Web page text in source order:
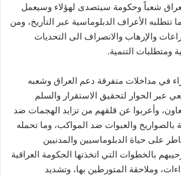
شعباً وحكومة سيتصدى لهؤلاء وسيعمل
الأعراف الدبلوماسية عبر التأريخ، ومن
والإرهاب والانصراف الى التحديات
ومتطلبات التنمية.
في مداخلات متفرقة دعم العراق وشعبه
عبر الحوار لتحقيق الاستقرار والسلم
وأعربوا عن قلقهم من تزايد الهجمات ضد
بالصواريخ والعبوات ضد المواكب، وما تحمله
على حياة الدبلوماسيين والمدنيين
بالخطوات التي اتخذتها الحكومة العراقية
وملاحقة المتورطين بها، وتشديد